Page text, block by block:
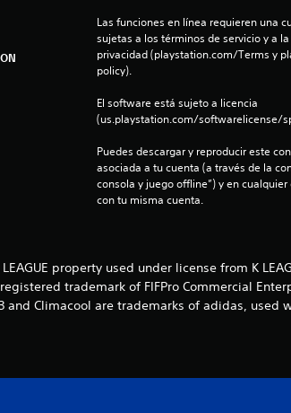
Las funciones en línea requieren una
sujetas a los términos de servicio y a
privacidad (playstation.com/Terms y
policy).
El software está sujeto a licencia
(us.playstation.com/softwarelicense/
Puedes descargar y reproducir este
asociada a tu cuenta (a través de la
consola y juego offline”) y en
con tu misma cuenta.
LEAGUE property used under license from K
trademark of FIFPro Commercial
and Climacool are trademarks of adidas, used